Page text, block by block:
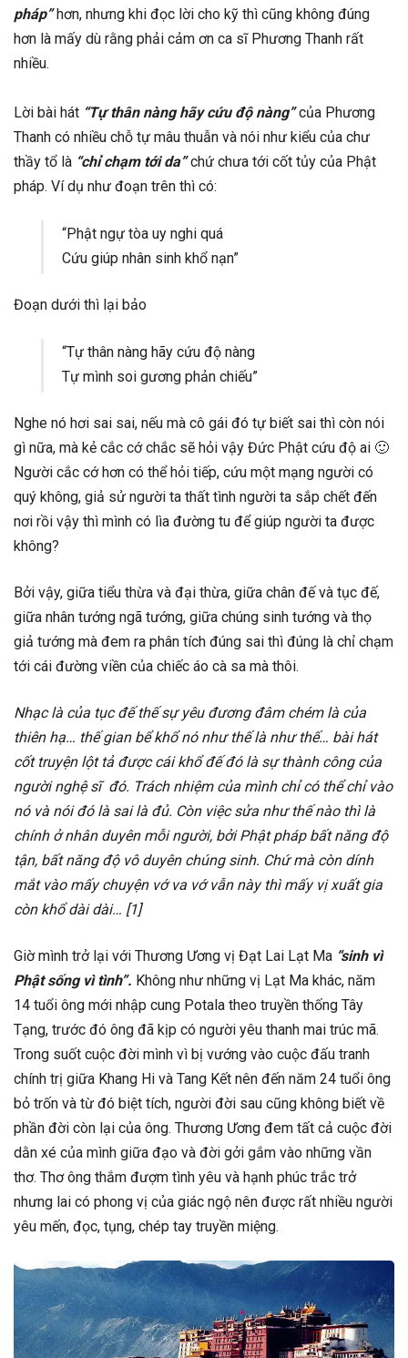
pháp”hơn, nhưng khi đọc lời cho kỹ thì cũng không đúng
hơn là mấy dù rằng phải cảm ơn ca sĩ Phương Thanh rất
nhiều.
Lời bài hát “Tự thân nàng hãy cứu độ nàng” của Phương
Thanh có nhiều chỗ tự mâu thuẫn và nói như kiểu của chư
thầy tổ là “chỉ chạm tới da”chứ chưa tới cốt tủy của Phật
pháp. Ví dụ như đoạn trên thì có:
“Phật ngự tòa uy nghi quá
Cứu giúp nhân sinh khổ nạn”
Đoạn dưới thì lại bảo
“Tự thân nàng hãy cứu độ nàng
Tự mình soi gương phản chiếu”
Nghe nó hơi sai sai, nếu mà cô gái đó tự biết sai thì còn nói
gì nữa, mà kẻ cắc cớ chắc sẽ hỏi vậy Đức Phật cứu độ ai 🙂
Người cắc cớ hơn có thể hỏi tiếp, cứu một mạng người có
quý không, giả sử người ta thất tình người ta sắp chết đến
nơi rồi vậy thì mình có lìa đường tu để giúp người ta được
không?
Bởi vậy, giữa tiểu thừa và đại thừa, giữa chân đế và tục đế,
giữa nhân tướng ngã tướng, giữa chúng sinh tướng và thọ
giả tướng mà đem ra phân tích đúng sai thì đúng là chỉ chạm
tới cái đường viền của chiếc áo cà sa mà thôi.
Nhạc là của tục đế thế sự yêu đương đâm chém là của
thiên hạ… thế gian bể khổ nó như thế là như thế… bài hát
cốt truyện lột tả được cái khổ đế đó là sự thành công của
người nghệ sĩ đó. Trách nhiệm của mình chỉ có thể chỉ vào
nó và nói đó là sai là đủ. Còn việc sửa như thế nào thì là
chính ở nhân duyên mỗi người, bởi Phật pháp bất năng độ
tận, bất năng độ vô duyên chúng sinh. Chứ mà còn dính
mắt vào mấy chuyện vớ va vớ vẫn này thì mấy vị xuất gia
còn khổ dài dài… [1]
Giờ mình trở lại với Thương Ương vị Đạt Lai Lạt Ma “sinh vì
Phật sống vì tình”. Không như những vị Lạt Ma khác, năm
14 tuổi ông mới nhập cung Potala theo truyền thống Tây
Tạng, trước đó ông đã kịp có người yêu thanh mai trúc mã.
Trong suốt cuộc đời mình vì bị vướng vào cuộc đấu tranh
chính trị giữa Khang Hi và Tang Kết nên đến năm 24 tuổi ông
bỏ trốn và từ đó biệt tích, người đời sau cũng không biết về
phần đời còn lại của ông. Thương Ương đem tất cả cuộc đời
dằn xé của mình giữa đạo và đời gởi gắm vào những vần
thơ. Thơ ông thắm đượm tình yêu và hạnh phúc trắc trở
nhưng lai có phong vị của giác ngộ nên được rất nhiều người
yêu mến, đọc, tụng, chép tay truyền miệng.